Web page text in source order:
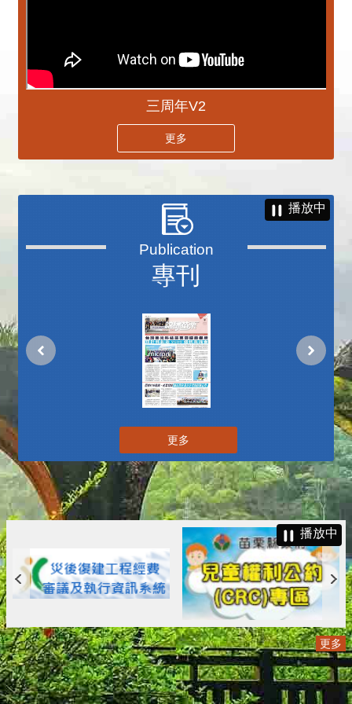
三周年V2
更多
專刊
播放中
更多
播放中
更多